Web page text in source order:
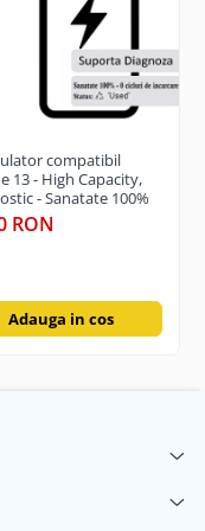
compatibil
13 - High Capacity,
- Sanatate 100%
RON
Adauga in cos